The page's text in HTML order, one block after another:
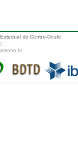
do Centro-Oeste